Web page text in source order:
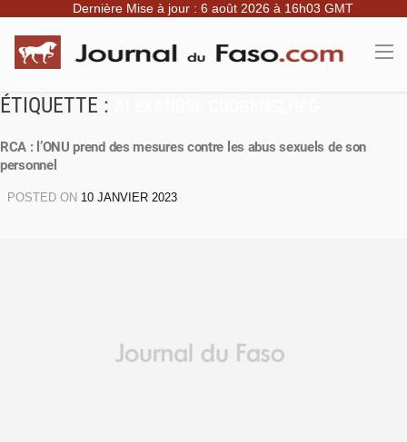
Dernière Mise à jour : 6 août 2026 à 16h03 GMT
ÉTIQUETTE :
RCA : l’ONU prend des mesures contre les abus sexuels de son
personnel
POSTED ON 10 JANVIER 2023